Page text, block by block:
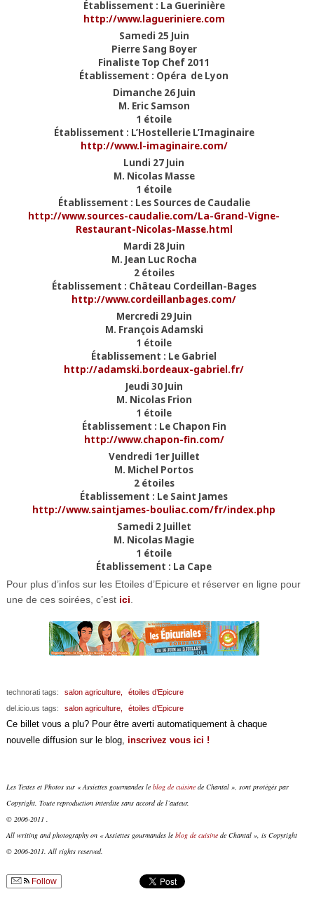
Établissement : La Guerinière
http://www.lagueriniere.com
Samedi 25 Juin
Pierre Sang Boyer
Finaliste Top Chef 2011
Établissement : Opéra de Lyon
Dimanche 26 Juin
M. Eric Samson
1 étoile
Établissement : L’Hostellerie L’Imaginaire
http://www.l-imaginaire.com/
Lundi 27 Juin
M. Nicolas Masse
1 étoile
Établissement : Les Sources de Caudalie
http://www.sources-caudalie.com/La-Grand-Vigne-
Restaurant-Nicolas-Masse.html
Mardi 28 Juin
M. Jean Luc Rocha
2 étoiles
Établissement : Château Cordeillan-Bages
http://www.cordeillanbages.com/
Mercredi 29 Juin
M. François Adamski
1 étoile
Établissement : Le Gabriel
http://adamski.bordeaux-gabriel.fr/
Jeudi 30 Juin
M. Nicolas Frion
1 étoile
Établissement : Le Chapon Fin
http://www.chapon-fin.com/
Vendredi 1er Juillet
M. Michel Portos
2 étoiles
Établissement : Le Saint James
http://www.saintjames-bouliac.com/fr/index.php
Samedi 2 Juillet
M. Nicolas Magie
1 étoile
Établissement : La Cape
Pour plus d’infos sur les Etoiles d’Epicure et réserver en ligne pour
une de ces soirées, c’est ici
technorati tags: salon agriculture,
étoiles d’Epicure
del.icio.us tags:
salon agriculture, étoiles d’Epicure
Ce billet vous a plu? Pour être averti automatiquement à chaque
nouvelle diffusion sur le blog, inscrivez vous ici !
Les Textes et Photos sur « Assiettes gourmandes le blog de cuisinede Chantal », sont protégés par
Copyright. Toute reproduction interdite sans accord de l’auteur.
© 2006-2011 .
All writing and photography on « Assiettes gourmandes le blog de cuisinede Chantal », is Copyright
© 2006-2011. All rights reserved.
Follow